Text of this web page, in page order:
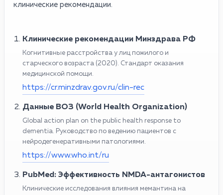
клинические рекомендации.
Клинические рекомендации Минздрава РФ
Когнитивные расстройства у лиц пожилого и
старческого возраста (2020). Стандарт оказания
медицинской помощи.
https://cr.minzdrav.gov.ru/clin-rec
Данные ВОЗ (World Health Organization)
Global action plan on the public health response to
dementia. Руководство по ведению пациентов с
нейродегенеративными патологиями.
https://www.who.int/ru
PubMed: Эффективность NMDA-антагонистов
Клинические исследования влияния мемантина на